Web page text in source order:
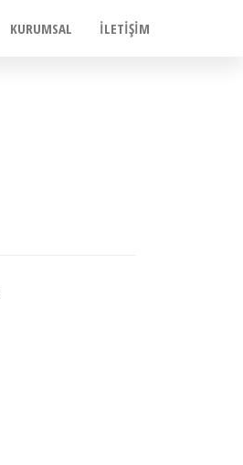
KURUMSAL İLETIŞIM